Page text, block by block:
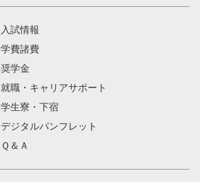
入試情報
学費諸費
奨学金
就職・キャリアサポート
学生寮・下宿
デジタルパンフレット
Ｑ＆Ａ